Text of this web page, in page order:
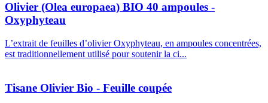
Olivier (Olea europaea) BIO 40 ampoules -
Oxyphyteau
L’extrait de feuilles d’olivier Oxyphyteau, en ampoules concentrées,
est traditionnellement utilisé pour soutenir la ci...
Tisane Olivier Bio - Feuille coupée